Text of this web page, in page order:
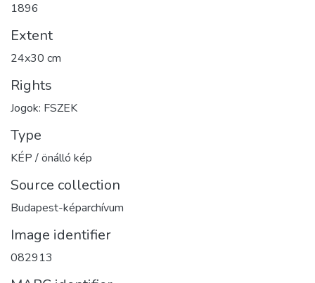
1896
Extent
24x30 cm
Rights
Jogok: FSZEK
Type
KÉP / önálló kép
Source collection
Budapest-képarchívum
Image identifier
082913